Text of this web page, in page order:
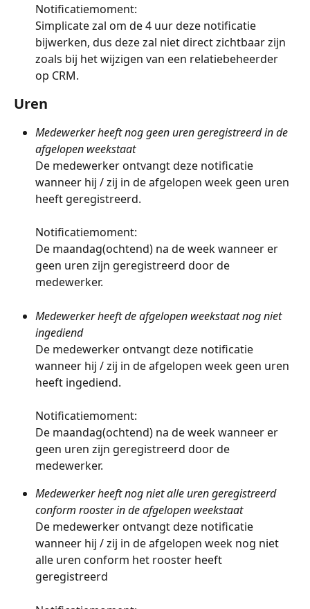
Notificatiemoment:
Simplicate zal om de 4 uur deze notificatie
bijwerken, dus deze zal niet direct zichtbaar zijn
zoals bij het wijzigen van een relatiebeheerder
op CRM.
Uren
Medewerker heeft nog geen uren geregistreerd in de
afgelopen weekstaat
De medewerker ontvangt deze notificatie
wanneer hij / zij in de afgelopen week geen uren
heeft geregistreerd.
Notificatiemoment:
De maandag(ochtend) na de week wanneer er
geen uren zijn geregistreerd door de
medewerker.
Medewerker heeft de afgelopen weekstaat nog niet
ingediend
De medewerker ontvangt deze notificatie
wanneer hij / zij in de afgelopen week geen uren
heeft ingediend.
Notificatiemoment:
De maandag(ochtend) na de week wanneer er
geen uren zijn geregistreerd door de
medewerker.
Medewerker heeft nog niet alle uren geregistreerd
conform rooster in de afgelopen weekstaat
De medewerker ontvangt deze notificatie
wanneer hij / zij in de afgelopen week nog niet
alle uren conform het rooster heeft
geregistreerd